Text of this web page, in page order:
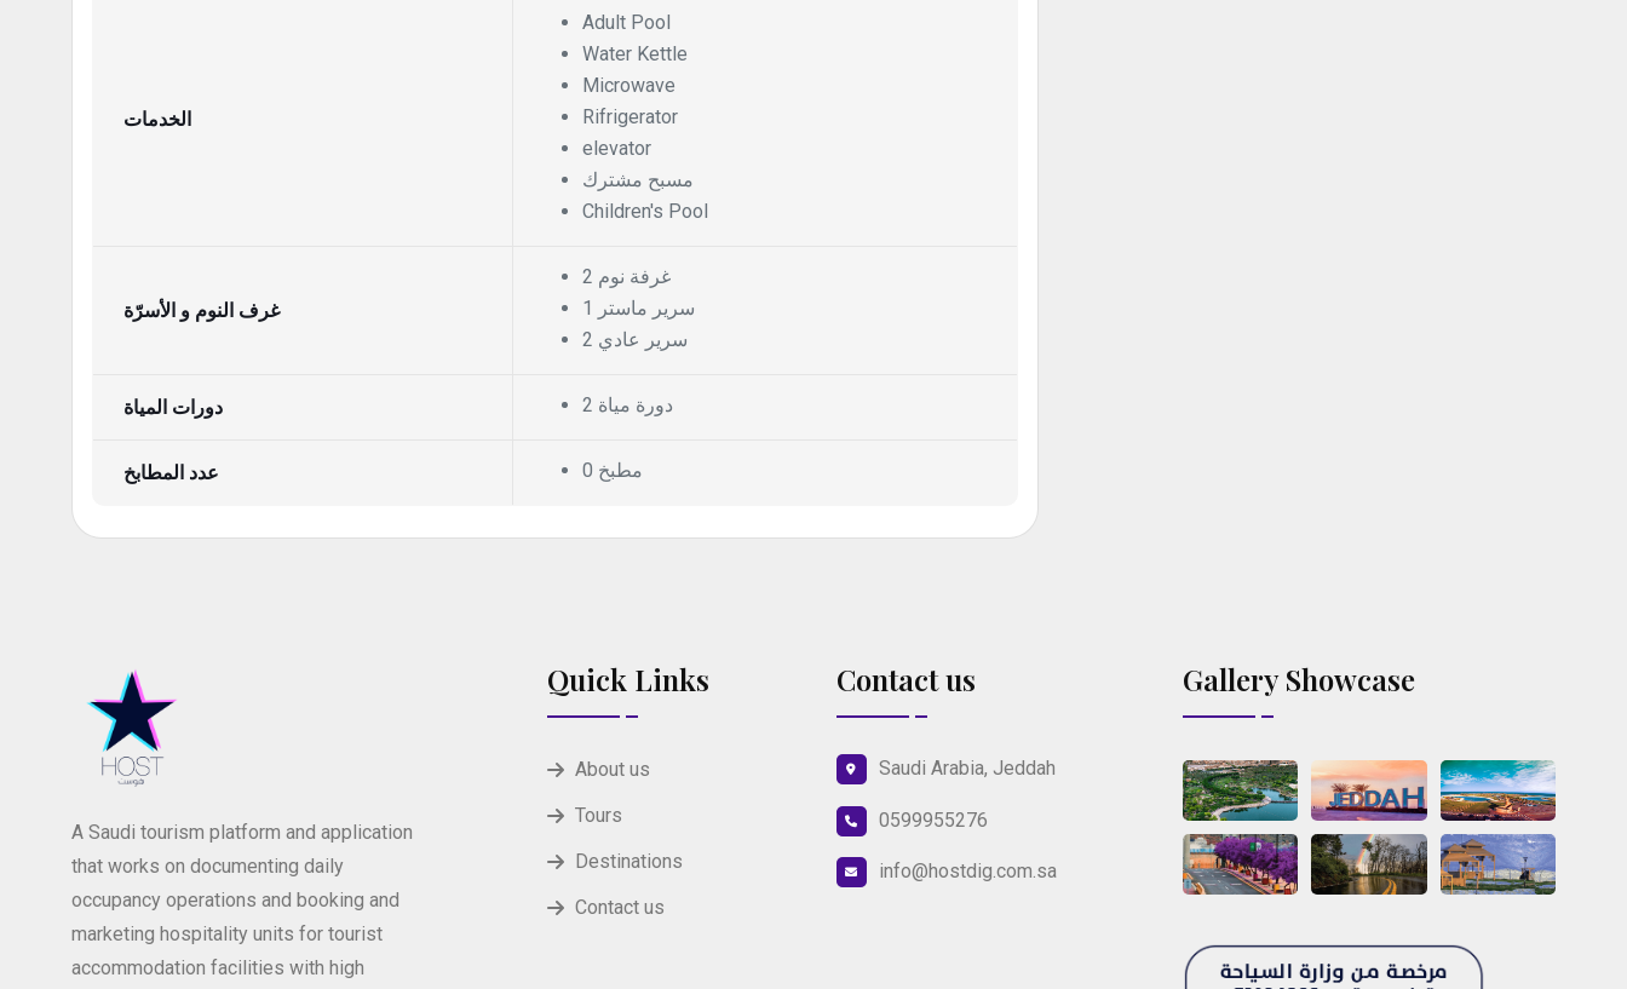
الخدمات
Adult Pool
Water Kettle
Microwave
Rifrigerator
elevator
مسبح مشترك
Children's Pool
غرف النوم و الأسرّة
2 غرفة نوم
1 سرير ماستر
2 سرير عادي
دورات المياة 2 دورة مياة
عدد المطابخ 0 مطبخ
A Saudi tourism platform and application
that works on documenting daily
occupancy operations and booking and
marketing hospitality units for tourist
accommodation facilities with high
Quick Links
About us
Tours
Destinations
Contact us
Contact us
Saudi Arabia, Jeddah
0599955276
info@hostdig.com.sa
Gallery Showcase